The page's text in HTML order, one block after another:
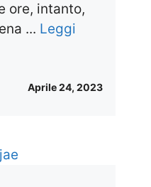
ore, intanto,
... Leggi
Aprile 24, 2023